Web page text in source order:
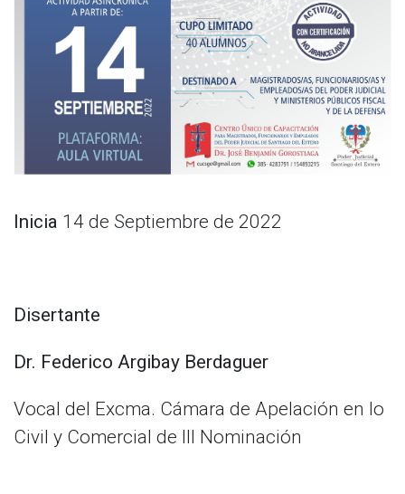
Inicia 14 de Septiembre de 2022
Disertante
Dr. Federico Argibay Berdaguer
Vocal del Excma. Cámara de Apelación en lo
Civil y Comercial de III Nominación